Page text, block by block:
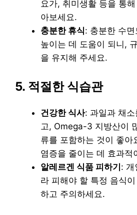
요가, 취미생활 등을 통
아보세요.
충분한 휴식: 충분한 수
높이는 데 도움이 되니,
을 유지해 주세요.
5. 적절한 식습관
건강한 식사: 과일과 채
고, Omega-3 지방산이
류를 포함하는 것이 좋아
염증을 줄이는 데 효과적
알레르겐 식품 피하기 : 개
라 피해야 할 특정 음식
하고 주의하세요.